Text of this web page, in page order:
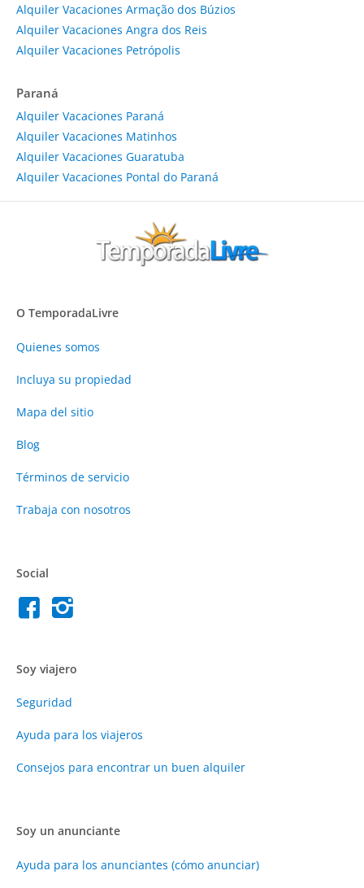
Alquiler Vacaciones Armação dos Búzios
Alquiler Vacaciones Angra dos Reis
Alquiler Vacaciones Petrópolis
Paraná
Alquiler Vacaciones Paraná
Alquiler Vacaciones Matinhos
Alquiler Vacaciones Guaratuba
Alquiler Vacaciones Pontal do Paraná
O TemporadaLivre
Quienes somos
Incluya su propiedad
Mapa del sitio
Blog
Términos de servicio
Trabaja con nosotros
Social
Soy viajero
Seguridad
Ayuda para los viajeros
Consejos para encontrar un buen alquiler
Soy un anunciante
Ayuda para los anunciantes (cómo anunciar)